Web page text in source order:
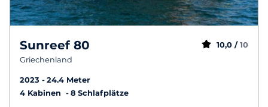
Sunreef 80
Griechenland
10,0 / 10
2023
24.4 Meter
4 Kabinen
8 Schlafplätze